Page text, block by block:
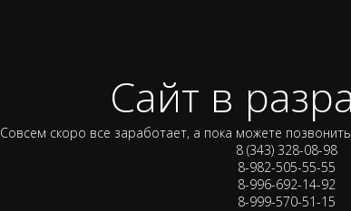
Сайт в
Совсем скоро все заработает, а пока можете
8 (343) 328-08-98
8-982-505-55-55
8-996-692-14-92
8-999-570-51-15